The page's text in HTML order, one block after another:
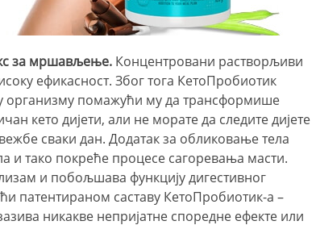
за мршављење. Концентровани растворљиви
ефикасност. Због тога КетоПробиотик
помажући му да трансформише
кето дијети, али не морате да следите дијете
сваки дан. Додатак за обликовање тела
и тако покреће процесе сагоревања масти.
и побољшава функцију дигестивног
патентираном саставу КетоПробиотик-а –
никакве непријатне споредне ефекте или